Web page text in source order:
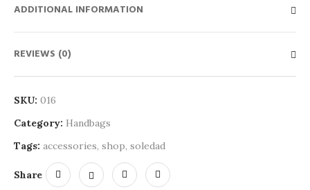
ADDITIONAL INFORMATION
REVIEWS (0)
SKU: 016
Category: Handbags
Tags: accessories, shop, soledad
Share